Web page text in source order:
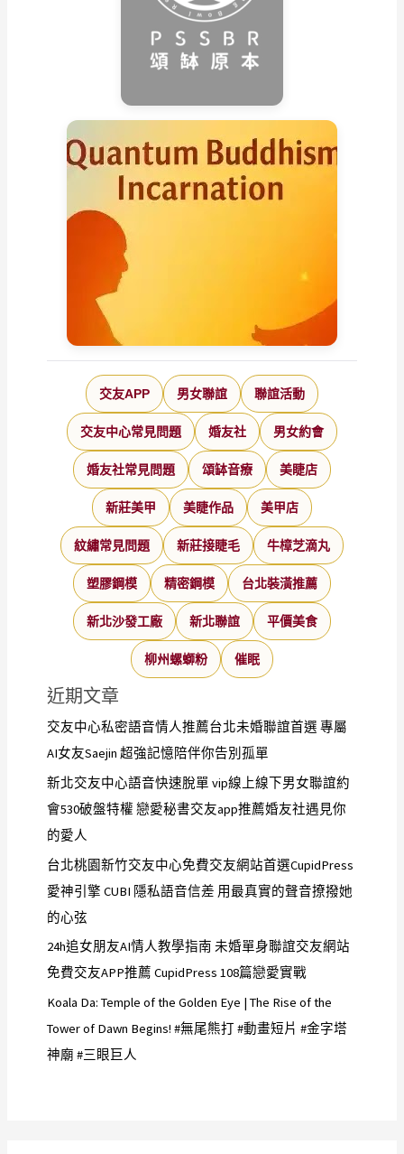
交友APP 男女聯誼 聯誼活動
交友中心常見問題 婚友社 男女約會
婚友社常見問題 頌缽音療 美睫店
新莊美甲 美睫作品 美甲店
紋繡常見問題 新莊接睫毛 牛樟芝滴丸
塑膠鋼模 精密鋼模 台北裝潢推薦
新北沙發工廠 新北聯誼 平價美食
柳州螺螄粉 催眠
近期文章
交友中心私密語音情人推薦台北未婚聯誼首選 專屬
AI女友Saejin 超強記憶陪伴你告別孤單
新北交友中心語音快速脫單 vip線上線下男女聯誼約
會530破盤特權 戀愛秘書交友app推薦婚友社遇見你
的愛人
台北桃園新竹交友中心免費交友網站首選CupidPress
愛神引擎 CUBI 隱私語音信差 用最真實的聲音撩撥她
的心弦
24h追女朋友AI情人教學指南 未婚單身聯誼交友網站
免費交友APP推薦 CupidPress 108篇戀愛實戰
Koala Da: Temple of the Golden Eye | The Rise of the
Tower of Dawn Begins! #無尾熊打 #動畫短片 #金字塔
神廟 #三眼巨人